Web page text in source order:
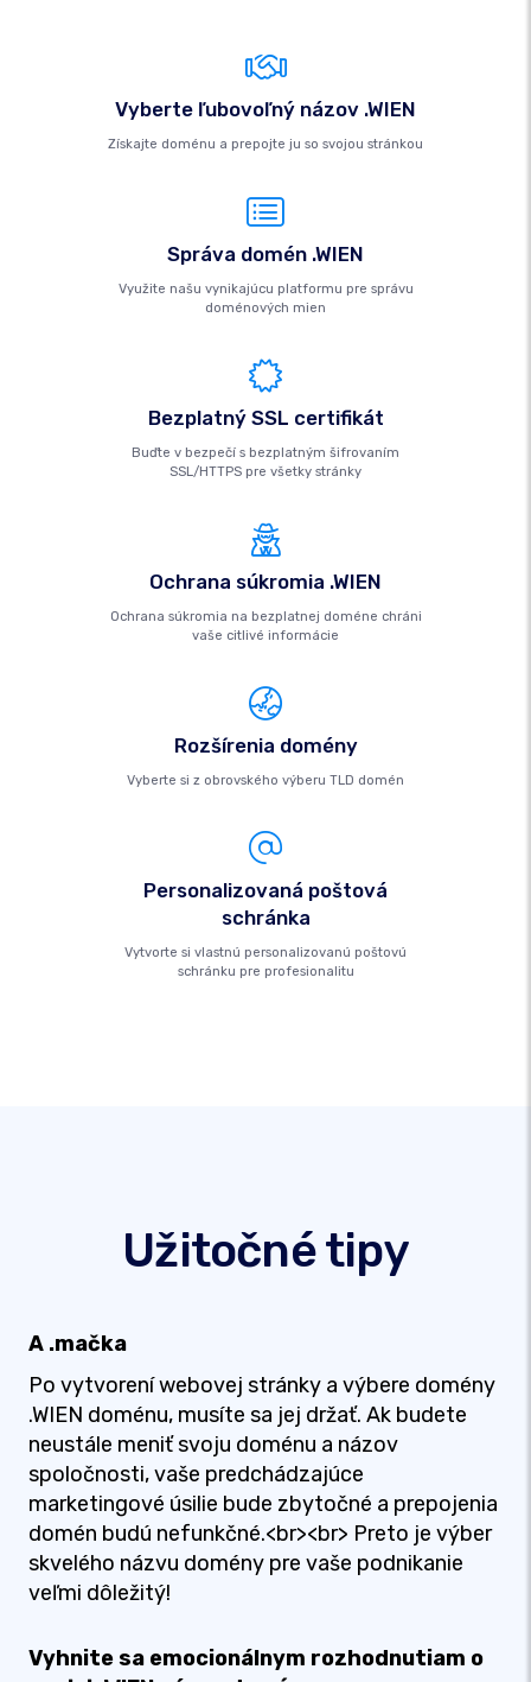
Vyberte ľubovoľný názov .WIEN
Získajte doménu a prepojte ju so svojou stránkou
Správa domén .WIEN
Využite našu vynikajúcu platformu pre správu
doménových mien
Bezplatný SSL certifikát
Buďte v bezpečí s bezplatným šifrovaním
SSL/HTTPS pre všetky stránky
Ochrana súkromia .WIEN
Ochrana súkromia na bezplatnej doméne chráni
vaše citlivé informácie
Rozšírenia domény
Vyberte si z obrovského výberu TLD domén
Personalizovaná poštová
schránka
Vytvorte si vlastnú personalizovanú poštovú
schránku pre profesionalitu
Užitočné tipy
A .mačka
Po vytvorení webovej stránky a výbere domény
.WIEN doménu, musíte sa jej držať. Ak budete
neustále meniť svoju doménu a názov
spoločnosti, vaše predchádzajúce
marketingové úsilie bude zbytočné a prepojenia
domén budú nefunkčné.<br><br> Preto je výber
skvelého názvu domény pre vaše podnikanie
veľmi dôležitý!
Vyhnite sa emocionálnym rozhodnutiam o